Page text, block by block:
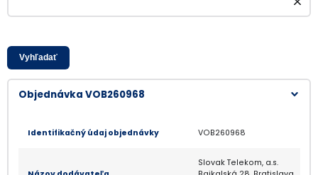
Vyhľadať
Objednávka VOB260968
Identifikačný údaj objednávky VOB260968
Slovak Telekom, a.s.